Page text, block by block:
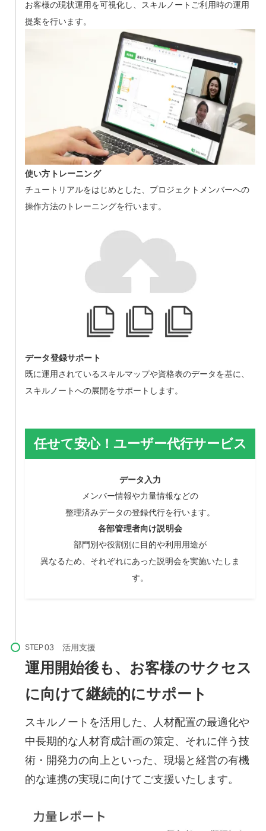
お客様の現状運用を可視化し、スキルノートご利用時の運用
提案を行います。
使い方トレーニング
チュートリアルをはじめとした、プロジェクトメンバーへの
操作方法のトレーニングを行います。
データ登録サポート
既に運用されているスキルマップや資格表のデータを基に、
スキルノートへの展開をサポートします。
任せて安心！ユーザー代行サービス
データ入力
メンバー情報や力量情報などの
整理済みデータの登録代行を行います。
各部管理者向け説明会
部門別や役割別に目的や利用用途が
異なるため、それぞれにあった説明会を実施いたしま
す。
STEP
運用開始後も、お客様のサクセス
に向けて継続的にサポート
スキルノートを活用した、人材配置の最適化や
中長期的な人材育成計画の策定、それに伴う技
術・開発力の向上といった、現場と経営の有機
的な連携の実現に向けてご支援いたします。